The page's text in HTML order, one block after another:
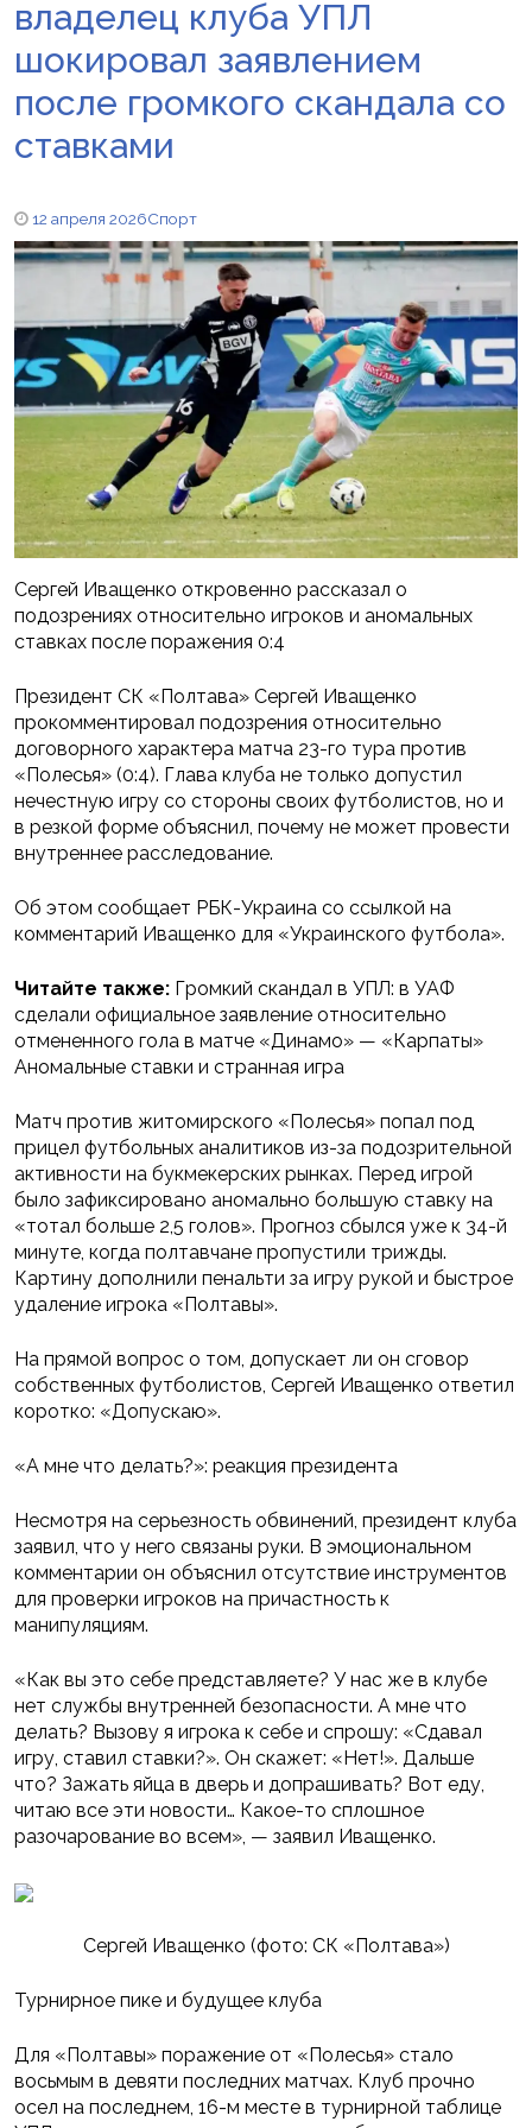
владелец клуба УПЛ
шокировал заявлением
после громкого скандала со
ставками
12 апреля 2026Спорт
Сергей Иващенко откровенно рассказал о
подозрениях относительно игроков и аномальных
ставках после поражения 0:4
Президент СК «Полтава» Сергей Иващенко
прокомментировал подозрения относительно
договорного характера матча 23-го тура против
«Полесья» (0:4). Глава клуба не только допустил
нечестную игру со стороны своих футболистов, но и
в резкой форме объяснил, почему не может провести
внутреннее расследование.
Об этом сообщает РБК-Украина со ссылкой на
комментарий Иващенко для «Украинского футбола».
Читайте также: Громкий скандал в УПЛ: в УАФ
сделали официальное заявление относительно
отмененного гола в матче «Динамо» — «Карпаты»
Аномальные ставки и странная игра
Матч против житомирского «Полесья» попал под
прицел футбольных аналитиков из-за подозрительной
активности на букмекерских рынках. Перед игрой
было зафиксировано аномально большую ставку на
«тотал больше 2,5 голов». Прогноз сбылся уже к 34-й
минуте, когда полтавчане пропустили трижды.
Картину дополнили пенальти за игру рукой и быстрое
удаление игрока «Полтавы».
На прямой вопрос о том, допускает ли он сговор
собственных футболистов, Сергей Иващенко ответил
коротко: «Допускаю».
«А мне что делать?»: реакция президента
Несмотря на серьезность обвинений, президент клуба
заявил, что у него связаны руки. В эмоциональном
комментарии он объяснил отсутствие инструментов
для проверки игроков на причастность к
манипуляциям.
«Как вы это себе представляете? У нас же в клубе
нет службы внутренней безопасности. А мне что
делать? Вызову я игрока к себе и спрошу: «Сдавал
игру, ставил ставки?». Он скажет: «Нет!». Дальше
что? Зажать яйца в дверь и допрашивать? Вот еду,
читаю все эти новости… Какое-то сплошное
разочарование во всем», — заявил Иващенко.
Сергей Иващенко (фото: СК «Полтава»)
Турнирное пике и будущее клуба
Для «Полтавы» поражение от «Полесья» стало
восьмым в девяти последних матчах. Клуб прочно
осел на последнем, 16-м месте в турнирной таблице